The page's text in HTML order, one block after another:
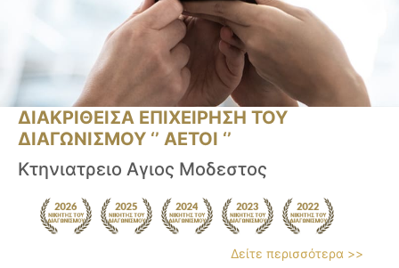
ΔΙΑΚΡΙΘΕΙΣΑ ΕΠΙΧΕΙΡΗΣΗ ΤΟΥ
ΔΙΑΓΩΝΙΣΜΟΥ ‘’ ΑΕΤΟΙ ‘’
Κτηνιατρειο Αγιος Μοδεστος
Δείτε περισσότερα >>